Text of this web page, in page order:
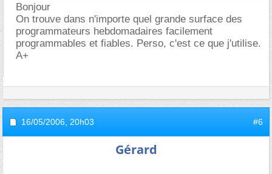
Bonjour
On trouve dans n'importe quel grande surface des
programmateurs hebdomadaires facilement
programmables et fiables. Perso, c'est ce que j'utilise.
A+
16/05/2006, 20h03 #6
Gérard